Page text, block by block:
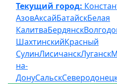
Текущий город:
АзовАксайБатайскБелая
КалитваБердянск
ШахтинскийКрасный
СулинЛисичанскЛуганск
на-
ДонуСальск